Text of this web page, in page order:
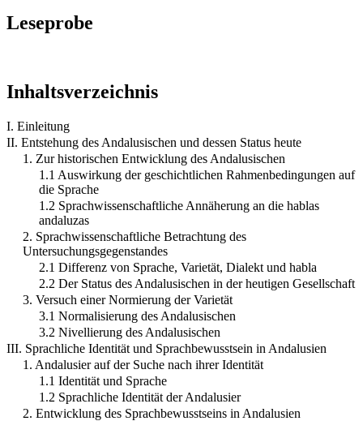
Leseprobe
Inhaltsverzeichnis
I. Einleitung
II. Entstehung des Andalusischen und dessen Status heute
1. Zur historischen Entwicklung des Andalusischen
1.1 Auswirkung der geschichtlichen Rahmenbedingungen auf
die Sprache
1.2 Sprachwissenschaftliche Annäherung an die hablas
andaluzas
2. Sprachwissenschaftliche Betrachtung des
Untersuchungsgegenstandes
2.1 Differenz von Sprache, Varietät, Dialekt und habla
2.2 Der Status des Andalusischen in der heutigen Gesellschaft
3. Versuch einer Normierung der Varietät
3.1 Normalisierung des Andalusischen
3.2 Nivellierung des Andalusischen
III. Sprachliche Identität und Sprachbewusstsein in Andalusien
1. Andalusier auf der Suche nach ihrer Identität
1.1 Identität und Sprache
1.2 Sprachliche Identität der Andalusier
2. Entwicklung des Sprachbewusstseins in Andalusien